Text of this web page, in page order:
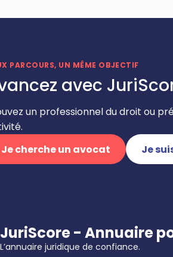
PARCOURS, UN MÊME OBJECTIF
avec
un professionnel du droit ou
Je cherche un avocat
Je
JuriScore - Annuaire
L’annuaire juridique de confiance.